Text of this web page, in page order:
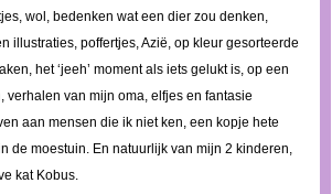
wol, bedenken wat een dier zou denken,
illustraties, poffertjes, Azië, op kleur gesorteerde
het ‘jeeh’ moment als iets gelukt is, op een
verhalen van mijn oma, elfjes en fantasie
aan mensen die ik niet ken, een kopje hete
de moestuin. En natuurlijk van mijn 2 kinderen,
kat Kobus.